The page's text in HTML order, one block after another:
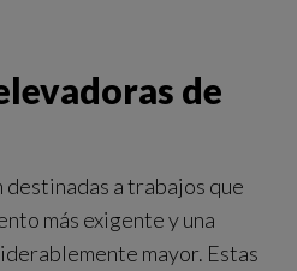
de
destinadas a trabajos que
más exigente y una
mayor. Estas